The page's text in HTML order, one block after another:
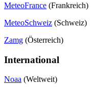
MeteoFrance (Frankreich)
MeteoSchweiz (Schweiz)
Zamg (Österreich)
International
Noaa (Weltweit)